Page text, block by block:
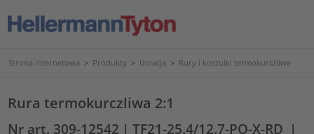
Strona internetowa > Produkty > Izolacja > Rury i koszulki termokurczliwe
Rura termokurczliwa 2:1
Nr art. 309-12542 | TF21-25.4/12.7-PO-X-RD |